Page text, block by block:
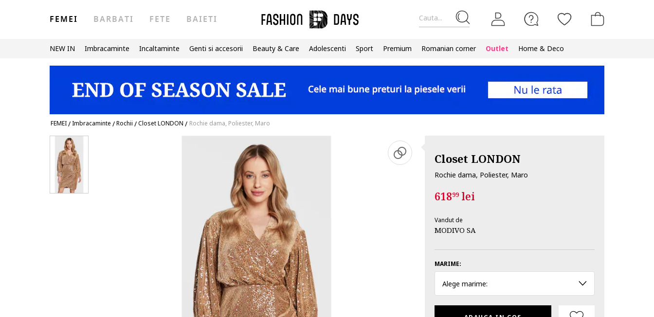
Cauta...
FEMEI BARBATI FETE BAIETI
NEW IN Imbracaminte Incaltaminte Genti si accesorii Beauty & Care Adolescenti Sport Premium Romanian corner Outlet Home & Deco
FEMEI/Imbracaminte /Rochii /Closet LONDON / Rochie dama, Poliester, Maro
Closet LONDON
Rochie dama, Poliester, Maro
61899lei
Vandut de
MODIVO SA
MARIME:
Alege marime: